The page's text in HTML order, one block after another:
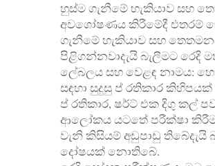
හුස්ම ගැනීමේ හැකියාව සහ
අවශෝෂණය කිරීමේදී එතරම්
ගැනීමේ හැකියාව සහ
පිළිගන්නවාදැයි බැලීමට රෙදි
ලේබලය සහ වෙළඳ නාමය:
සඳහා සුදුසු ප් රතිකාර
ප් රතිකාර, ෂර්ට් එක දිගු කල්
ආලෝකය යටතේ පරීක්ෂා
වැනි කිසියම් අඩුපාඩු
දෝෂයක් නොතිබේ.